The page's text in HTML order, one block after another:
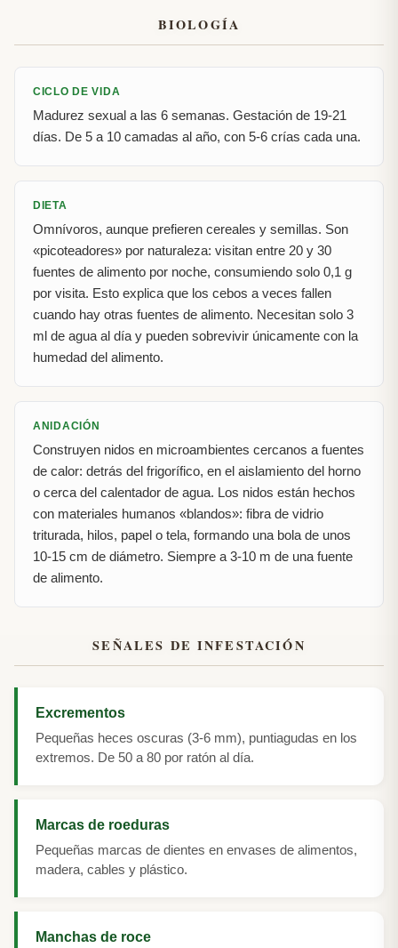
BIOLOGÍA
CICLO DE VIDA
Madurez sexual a las 6 semanas. Gestación de 19-21
días. De 5 a 10 camadas al año, con 5-6 crías cada una.
DIETA
Omnívoros, aunque prefieren cereales y semillas. Son
«picoteadores» por naturaleza: visitan entre 20 y 30
fuentes de alimento por noche, consumiendo solo 0,1 g
por visita. Esto explica que los cebos a veces fallen
cuando hay otras fuentes de alimento. Necesitan solo 3
ml de agua al día y pueden sobrevivir únicamente con la
humedad del alimento.
ANIDACIÓN
Construyen nidos en microambientes cercanos a fuentes
de calor: detrás del frigorífico, en el aislamiento del horno
o cerca del calentador de agua. Los nidos están hechos
con materiales humanos «blandos»: fibra de vidrio
triturada, hilos, papel o tela, formando una bola de unos
10-15 cm de diámetro. Siempre a 3-10 m de una fuente
de alimento.
SEÑALES DE INFESTACIÓN
Excrementos
Pequeñas heces oscuras (3-6 mm), puntiagudas en los
extremos. De 50 a 80 por ratón al día.
Marcas de roeduras
Pequeñas marcas de dientes en envases de alimentos,
madera, cables y plástico.
Manchas de roce